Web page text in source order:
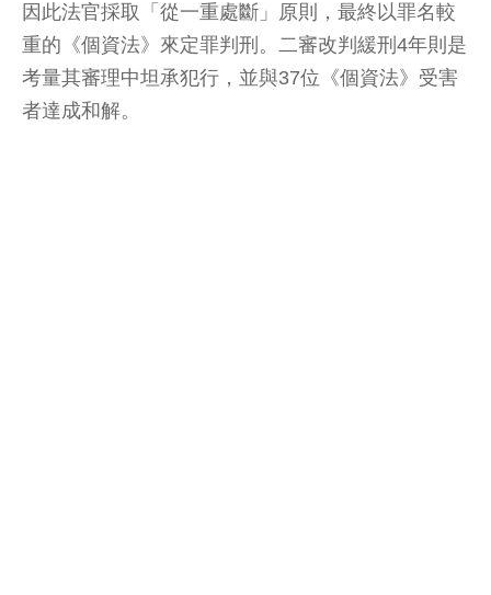
因此法官採取「從一重處斷」原則，最終以罪名較
重的《個資法》來定罪判刑。二審改判緩刑4年則是
考量其審理中坦承犯行，並與37位《個資法》受害
者達成和解。